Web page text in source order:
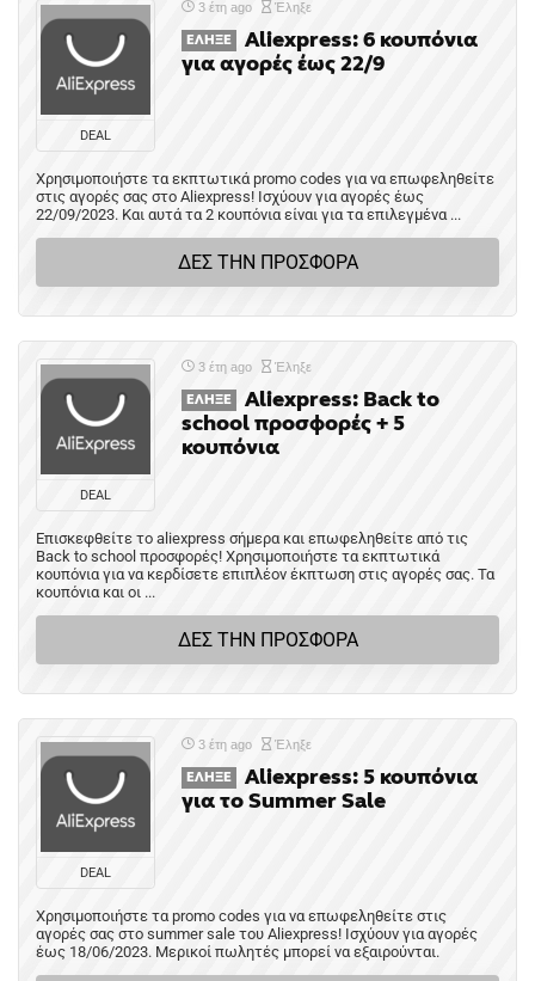
DEAL
3 έτη ago Έληξε
ΈΛΗΞΕ
Aliexpress: 6 κουπόνια
για αγορές έως 22/9
Χρησιμοποιήστε τα εκπτωτικά promo codes για να επωφεληθείτε
στις αγορές σας στο Aliexpress! Ισχύουν για αγορές έως
22/09/2023. Και αυτά τα 2 κουπόνια είναι για τα επιλεγμένα ...
ΔΕΣ ΤΗΝ ΠΡΟΣΦΟΡΑ
DEAL
3 έτη ago Έληξε
ΈΛΗΞΕ
Aliexpress: Back to
school προσφορές + 5
κουπόνια
Επισκεφθείτε το aliexpress σήμερα και επωφεληθείτε από τις
Back to school προσφορές! Χρησιμοποιήστε τα εκπτωτικά
κουπόνια για να κερδίσετε επιπλέον έκπτωση στις αγορές σας. Τα
κουπόνια και οι ...
ΔΕΣ ΤΗΝ ΠΡΟΣΦΟΡΑ
DEAL
3 έτη ago Έληξε
ΈΛΗΞΕ
Aliexpress: 5 κουπόνια
για το Summer Sale
Χρησιμοποιήστε τα promo codes για να επωφεληθείτε στις
αγορές σας στο summer sale του Aliexpress! Ισχύουν για αγορές
έως 18/06/2023. Μερικοί πωλητές μπορεί να εξαιρούνται.